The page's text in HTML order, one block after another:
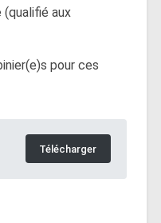
aux
pour ces
Télécharger